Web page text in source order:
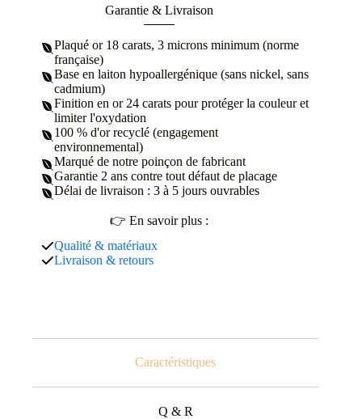
Garantie & Livraison
Plaqué or 18 carats, 3 microns minimum (norme
française)
Base en laiton hypoallergénique (sans nickel, sans
cadmium)
Finition en or 24 carats pour protéger la couleur et
limiter l'oxydation
100 % d'or recyclé (engagement
environnemental)
Marqué de notre poinçon de fabricant
Garantie 2 ans contre tout défaut de placage
Délai de livraison : 3 à 5 jours ouvrables
👉 En savoir plus :
Qualité & matériaux
Livraison & retours
Caractéristiques
Q & R